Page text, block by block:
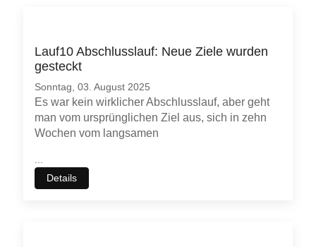
Lauf10 Abschlusslauf: Neue Ziele wurden
gesteckt
Sonntag, 03. August 2025
Es war kein wirklicher Abschlusslauf, aber geht
man vom ursprünglichen Ziel aus, sich in zehn
Wochen vom langsamen
Details